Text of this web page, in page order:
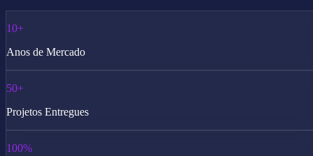
10+
Anos de Mercado
50+
Projetos Entregues
100%